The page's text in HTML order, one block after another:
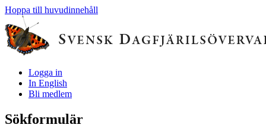
Hoppa till huvudinnehåll
Logga in
In English
Bli medlem
Sökformulär